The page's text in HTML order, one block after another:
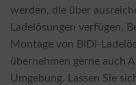
werden, die über
Ladelösungen verfügen.
Montage von BiDi-
übernehmen gerne auch
Umgebung. Lassen Sie